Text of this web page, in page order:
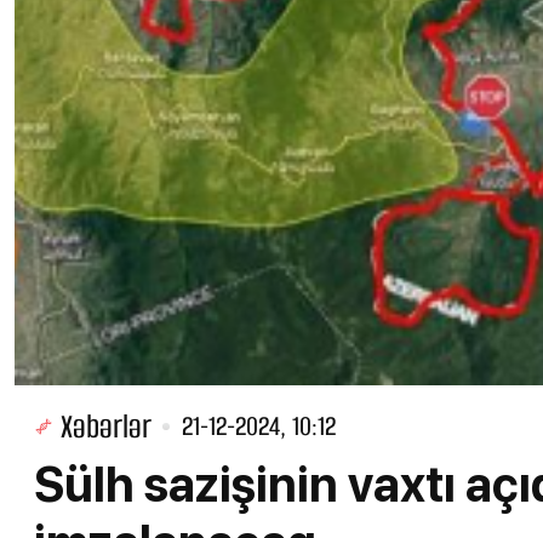
Xəbərlər 21-12-2024, 10:12
Sülh sazişinin vaxtı